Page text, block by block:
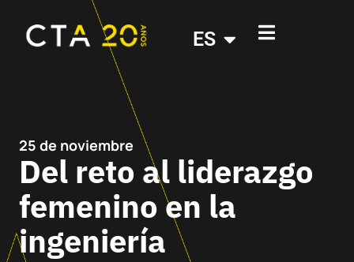
ES
25 de noviembre
Del reto al liderazgo
femenino en la
ingeniería